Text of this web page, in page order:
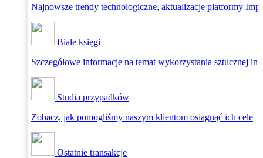
Najnowsze trendy technologiczne, aktualizacje platformy
Białe księgi
Szczegółowe informacje na temat wykorzystania sztucznej
Studia przypadków
Zobacz, jak pomogliśmy naszym klientom osiągnąć ich cele
Ostatnie transakcje